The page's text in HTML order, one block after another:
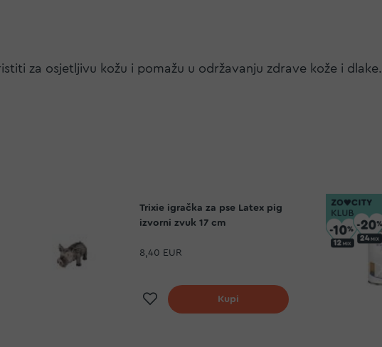
za osjetljivu kožu i pomažu u održavanju zdrave kože i
Trixie igračka za pse Latex pig
izvorni zvuk 17 cm
8,40 EUR
Dodaj na listu želja
Kupi